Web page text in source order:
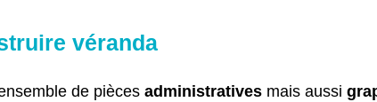
véranda
de pièces administratives mais aussi